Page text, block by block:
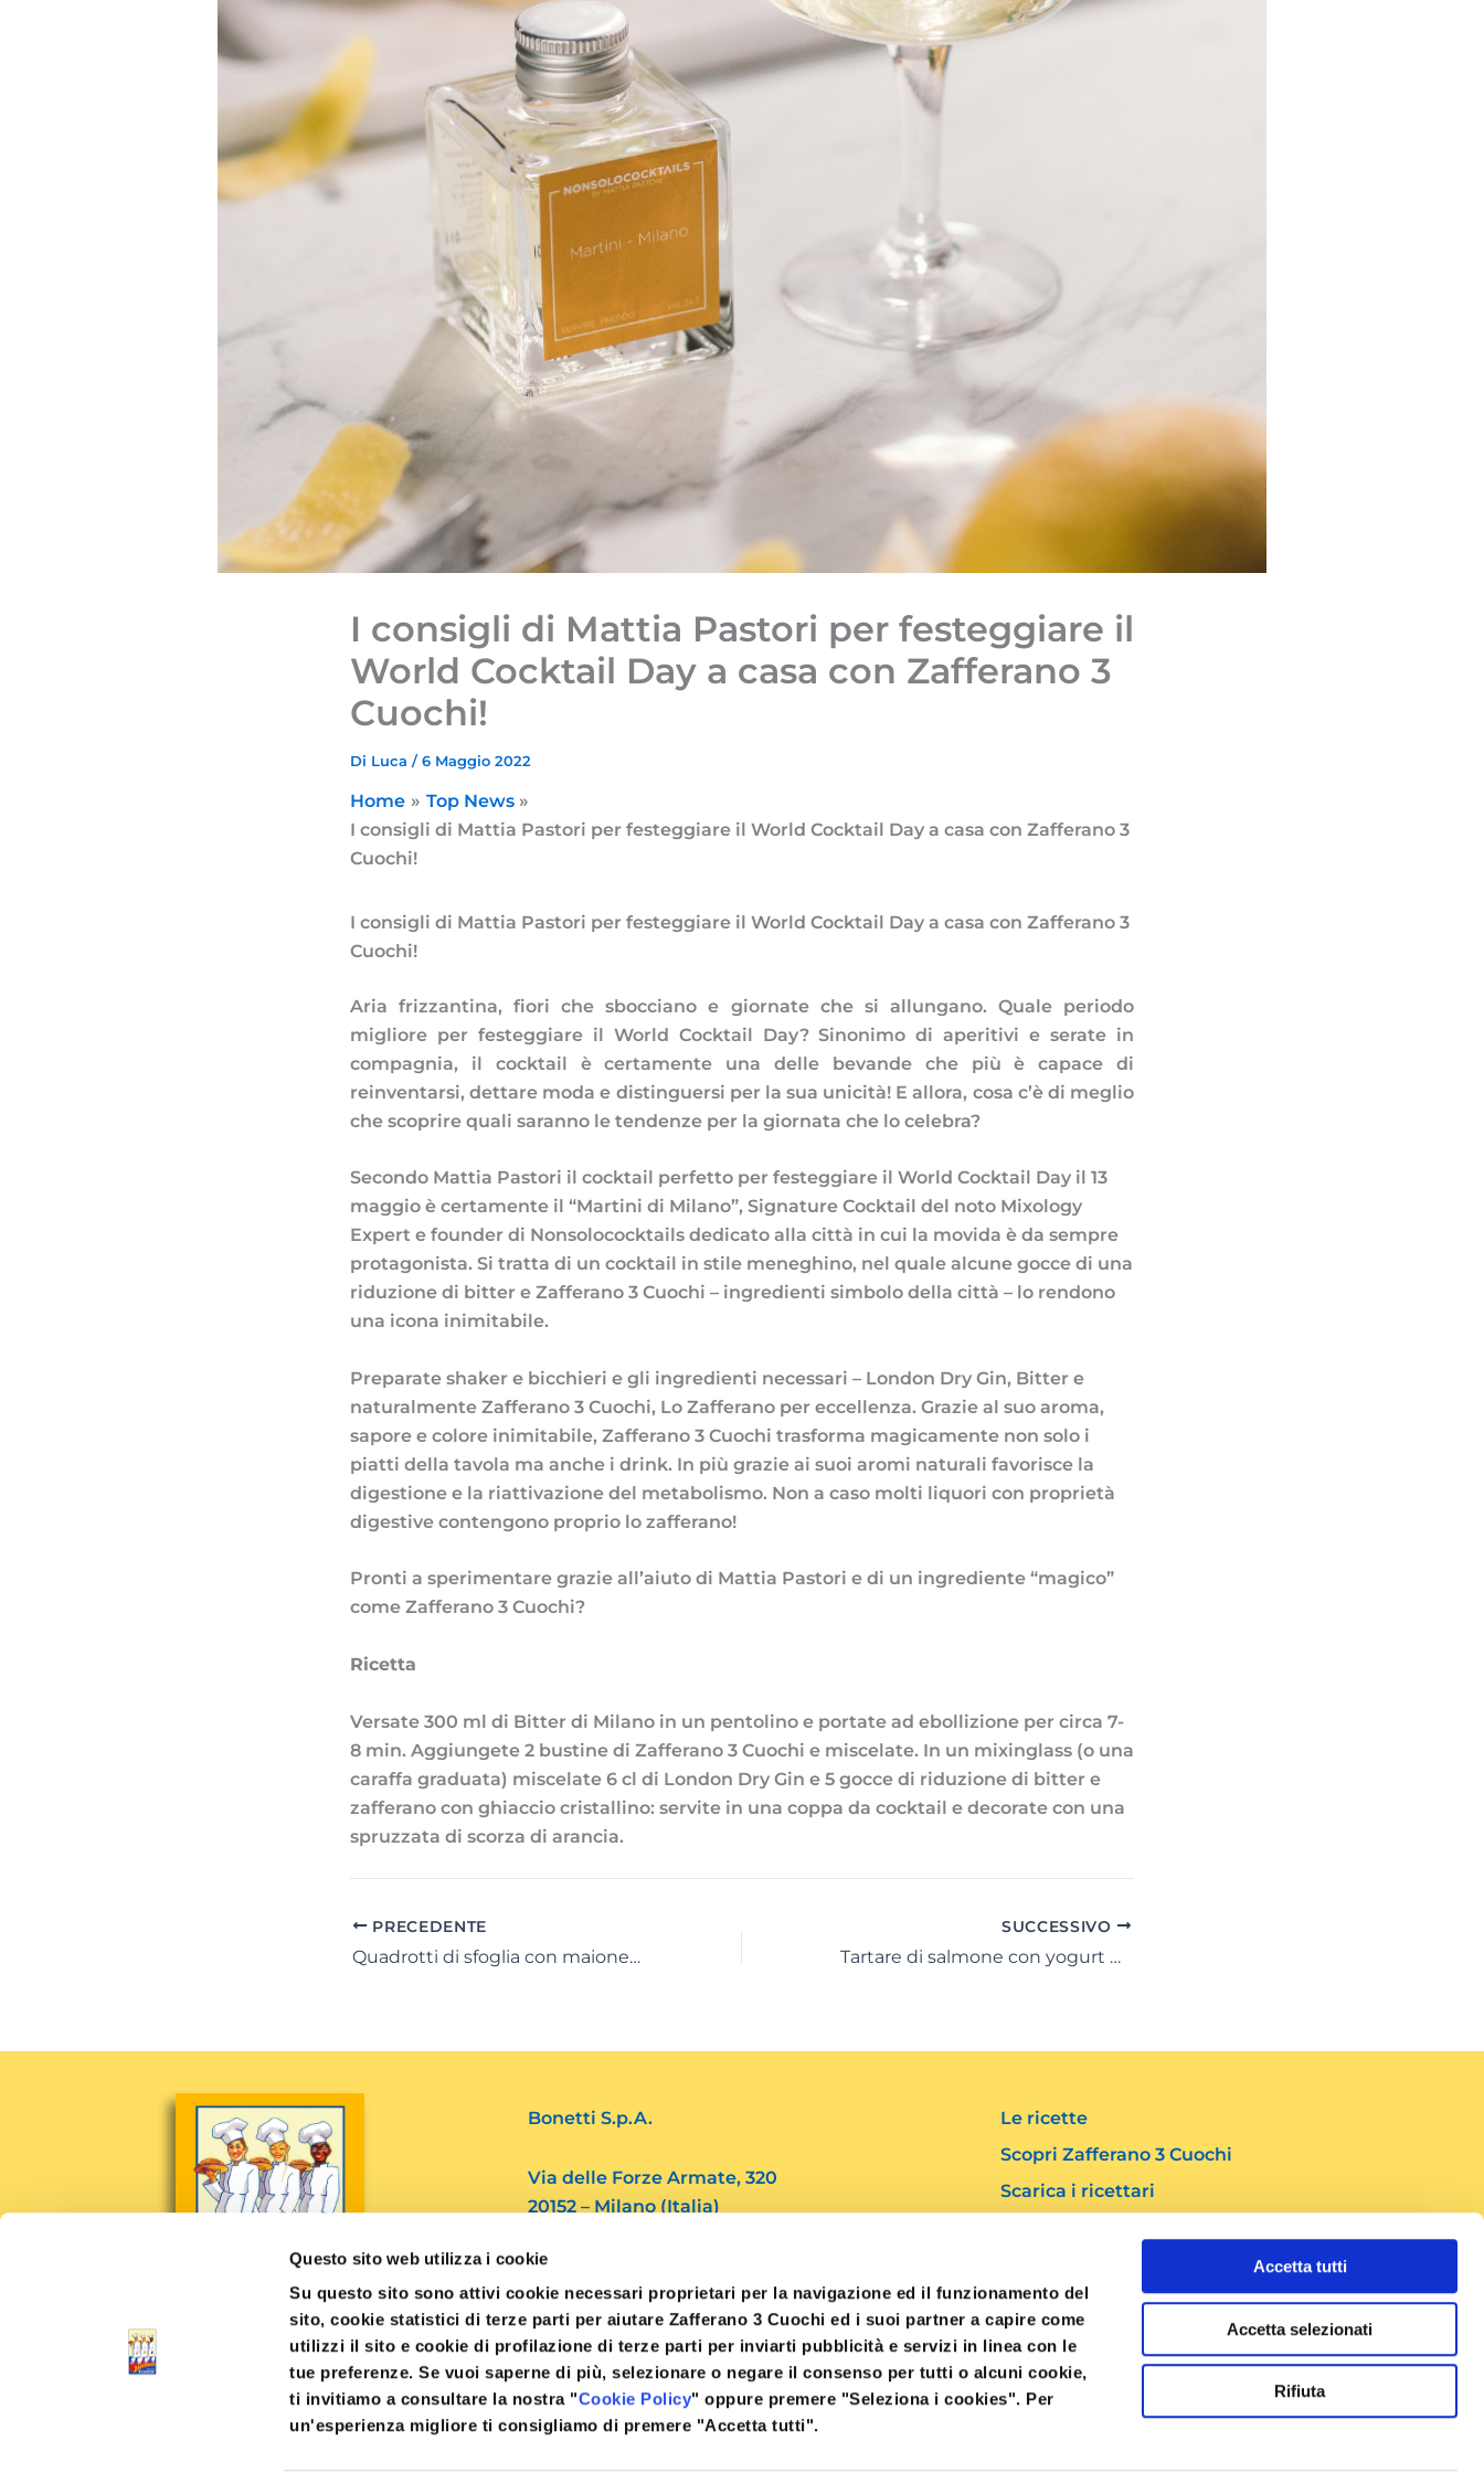
Questo sito web utilizza i cookie
Su questo sito sono attivi cookie necessari proprietari per la navigazione ed il funzionamento del
sito, cookie statistici di terze parti per aiutare Zafferano 3 Cuochi ed i suoi partner a capire come
utilizzi il sito e cookie di profilazione di terze parti per inviarti pubblicità e servizi in linea con le
tue preferenze. Se vuoi saperne di più, selezionare o negare il consenso per tutti o alcuni cookie,
ti invitiamo a consultare la nostra "Cookie Policy" oppure premere "Seleziona i cookies". Per
un'esperienza migliore ti consigliamo di premere "Accetta tutti".
Accetta tutti
Accetta selezionati
Rifiuta
I consigli di Mattia Pastori per festeggiare il
World Cocktail Day a casa con Zafferano 3
Cuochi!
Di Luca /6 Maggio 2022
Home
Top News
I consigli di Mattia Pastori per festeggiare il World Cocktail Day a casa con Zafferano 3
Cuochi!
I consigli di Mattia Pastori per festeggiare il World Cocktail Day a casa con Zafferano 3
Cuochi!
Aria frizzantina, fiori che sbocciano e giornate che si allungano. Quale periodo
migliore per festeggiare il World Cocktail Day? Sinonimo di aperitivi e serate in
compagnia, il cocktail è certamente una delle bevande che più è capace di
reinventarsi, dettare moda e distinguersi per la sua unicità! E allora, cosa c’è di meglio
che scoprire quali saranno le tendenze per la giornata che lo celebra?
Secondo Mattia Pastori il cocktail perfetto per festeggiare il World Cocktail Day il 13
maggio è certamente il “Martini di Milano”, Signature Cocktail del noto Mixology
Expert e founder di Nonsolococktails dedicato alla città in cui la movida è da sempre
protagonista. Si tratta di un cocktail in stile meneghino, nel quale alcune gocce di una
riduzione di bitter e Zafferano 3 Cuochi – ingredienti simbolo della città – lo rendono
una icona inimitabile.
Preparate shaker e bicchieri e gli ingredienti necessari – London Dry Gin, Bitter e
naturalmente Zafferano 3 Cuochi, Lo Zafferano per eccellenza. Grazie al suo aroma,
sapore e colore inimitabile, Zafferano 3 Cuochi trasforma magicamente non solo i
piatti della tavola ma anche i drink. In più grazie ai suoi aromi naturali favorisce la
digestione e la riattivazione del metabolismo. Non a caso molti liquori con proprietà
digestive contengono proprio lo zafferano!
Pronti a sperimentare grazie all’aiuto di Mattia Pastori e di un ingrediente “magico”
come Zafferano 3 Cuochi?
Ricetta
Versate 300 ml di Bitter di Milano in un pentolino e portate ad ebollizione per circa 7-
8 min. Aggiungete 2 bustine di Zafferano 3 Cuochi e miscelate. In un mixinglass (o una
caraffa graduata) miscelate 6 cl di London Dry Gin e 5 gocce di riduzione di bitter e
zafferano con ghiaccio cristallino: servite in una coppa da cocktail e decorate con una
spruzzata di scorza di arancia.
PRECEDENTE
Quadrotti di sfoglia con maionese allo Zafferano
SUCCESSIVO
Tartare di salmone con yogurt greco allo Zafferano
Bonetti S.p.A.
Via delle Forze Armate, 320
20152 – Milano (Italia)
Tel. 39.02 4562082
Fax. 39.02 48910769
info@3cuochi.it
Le ricette
Scopri Zafferano 3 Cuochi
Scarica i ricettari
Social
F
a
c
e
Y
u
u